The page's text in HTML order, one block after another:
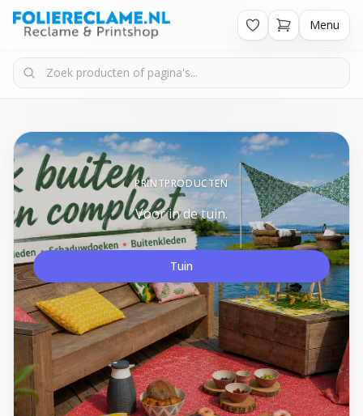
Menu
PRINTPRODUCTEN
Voor in de tuin.
Tuin